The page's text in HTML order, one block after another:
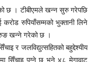
छ । टीबीएमले खन्न सुरु गरेपछि
रुपियाँसम्मको भुक्तानी लिने
खन्ने गरेको छ ।
र जलविद्युत्सहितको बहुद्देश्यीय
सिँचाइ पुग्ने छ भने ४८ मेगावाट